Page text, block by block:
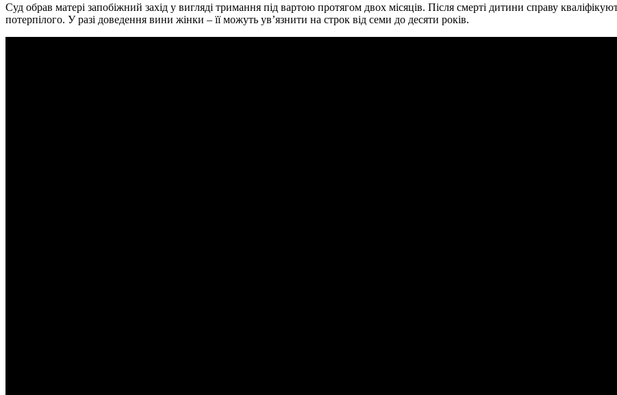
Суд обрав матері запобіжний захід у вигляді тримання під вартою протягом двох місяців. Після смерті дитини справу
потерпілого. У разі доведення вини жінки – її можуть ув’язнити на строк від семи до десяти років.